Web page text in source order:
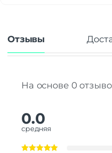
Отзывы
На основе 0
0.0
средняя